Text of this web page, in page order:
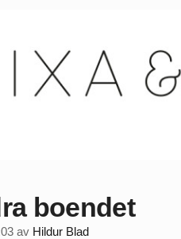
boendet
av Hildur Blad